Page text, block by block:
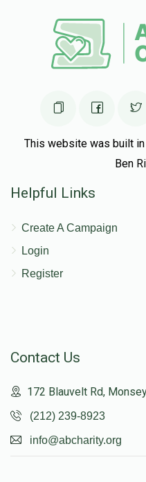
This website was built
Ben
Helpful Links
Create A Campaign
Login
Register
Contact Us
172 Blauvelt Rd,
(212) 239-8923
info@abcharity.org